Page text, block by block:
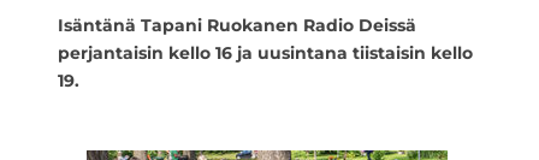
Isäntänä Tapani Ruokanen Radio Deissä
perjantaisin kello 16 ja uusintana tiistaisin kello
19.